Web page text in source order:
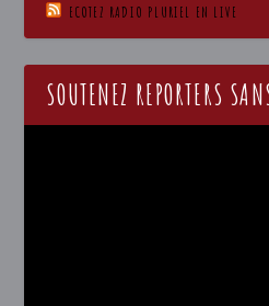
ECOTEZ RADIO PLURIEL EN LIVE
SOUTENEZ REPORTERS